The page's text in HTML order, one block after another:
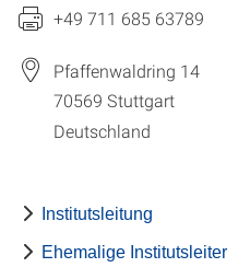
+49 711 685 63789
Pfaffenwaldring 14
70569 Stuttgart
Deutschland
Institutsleitung
Ehemalige Institutsleiter